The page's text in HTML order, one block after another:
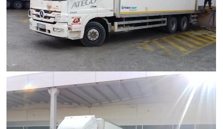
Hümanak Grup Lojistik